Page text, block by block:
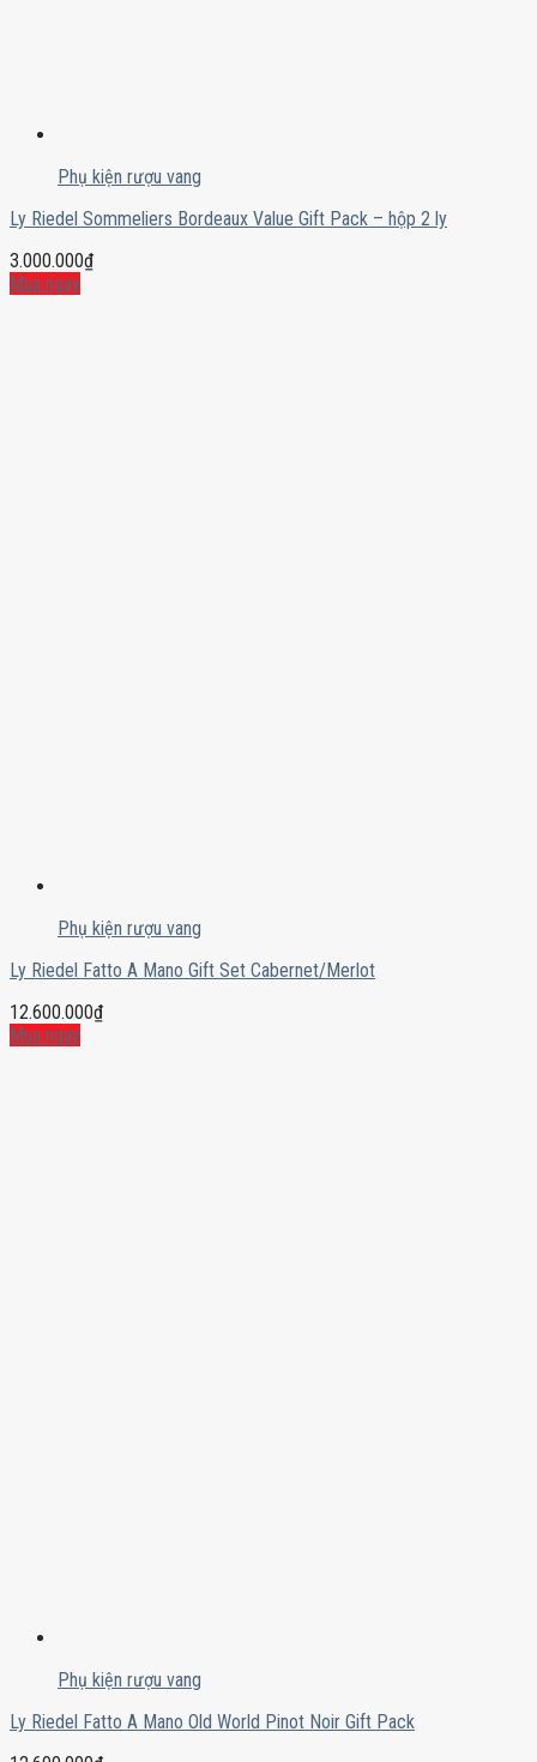
Phụ kiện rượu vang
Ly Riedel Sommeliers Bordeaux Value Gift Pack – hộp 2 ly
3.000.000₫
Mua ngay
Phụ kiện rượu vang
Ly Riedel Fatto A Mano Gift Set Cabernet/Merlot
12.600.000₫
Mua ngay
Phụ kiện rượu vang
Ly Riedel Fatto A Mano Old World Pinot Noir Gift Pack